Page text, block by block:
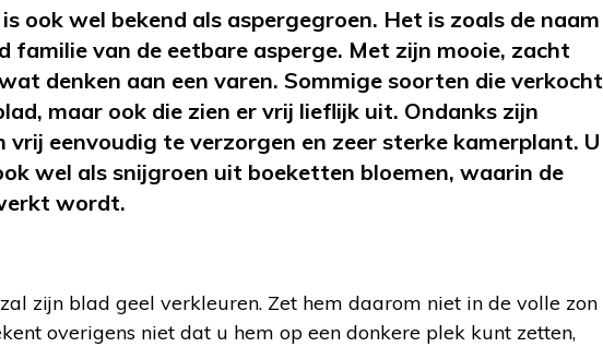
ook wel bekend als aspergegroen. Het is zoals de naam
familie van de eetbare asperge. Met zijn mooie, zacht
denken aan een varen. Sommige soorten die verkocht
maar ook die zien er vrij lieflijk uit. Ondanks zijn
eenvoudig te verzorgen en zeer sterke kamerplant. U
wel als snijgroen uit boeketten bloemen, waarin de
wordt.
zijn blad geel verkleuren. Zet hem daarom niet in de volle zon
overigens niet dat u hem op een donkere plek kunt zetten,